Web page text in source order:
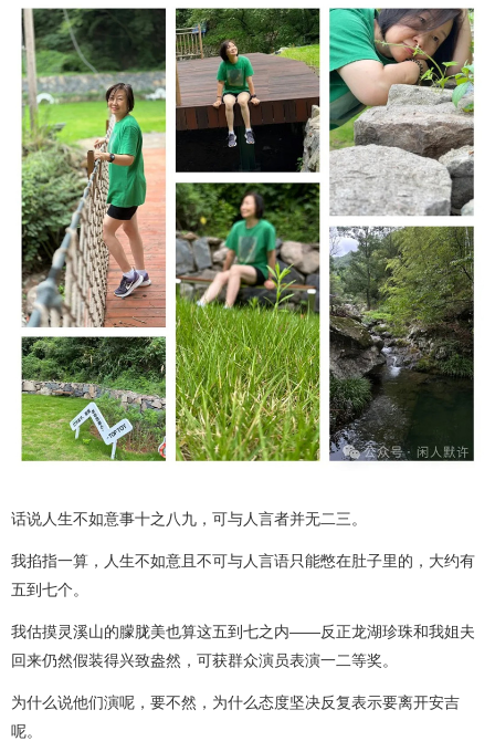
话说人生不如意事十之八九，可与人言者并无二三。
我掐指一算，人生不如意且不可与人言语只能憋在肚子里的，大约有
五到七个。
我估摸灵溪山的朦胧美也算这五到七之内——反正龙湖珍珠和我姐夫
回来仍然假装得兴致盎然，可获群众演员表演一二等奖。
为什么说他们演呢，要不然，为什么态度坚决反复表示要离开安吉
呢。